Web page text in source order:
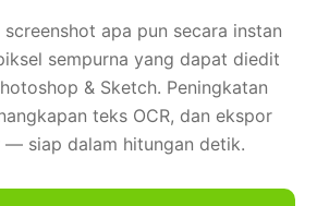
apa pun secara instan
sempurna yang dapat diedit
& Sketch. Peningkatan
teks OCR, dan ekspor
— siap dalam hitungan detik.